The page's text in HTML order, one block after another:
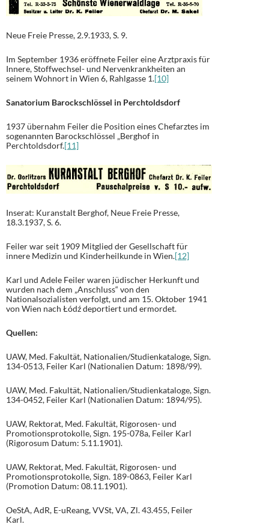
Neue Freie Presse, 2.9.1933, S. 9.
Im September 1936 eröffnete Feiler eine Arztpraxis für
Innere, Stoffwechsel- und Nervenkrankheiten an
seinem Wohnort in Wien 6, Rahlgasse 1.[10]
Sanatorium Barockschlössel in Perchtoldsdorf
1937 übernahm Feiler die Position eines Chefarztes im
sogenannten Barockschlössel „Berghof in
Perchtoldsdorf.[11]
Inserat: Kuranstalt Berghof, Neue Freie Presse,
18.3.1937, S. 6.
Feiler war seit 1909 Mitglied der Gesellschaft für
innere Medizin und Kinderheilkunde in Wien.[12]
Karl und Adele Feiler waren jüdischer Herkunft und
wurden nach dem „Anschluss“ von den
Nationalsozialisten verfolgt, und am 15. Oktober 1941
von Wien nach Łódź deportiert und ermordet.
Quellen:
UAW, Med. Fakultät, Nationalien/Studienkataloge, Sign.
134-0513, Feiler Karl (Nationalien Datum: 1898/99).
UAW, Med. Fakultät, Nationalien/Studienkataloge, Sign.
134-0452, Feiler Karl (Nationalien Datum: 1894/95).
UAW, Rektorat, Med. Fakultät, Rigorosen- und
Promotionsprotokolle, Sign. 195-078a, Feiler Karl
(Rigorosum Datum: 5.11.1901).
UAW, Rektorat, Med. Fakultät, Rigorosen- und
Promotionsprotokolle, Sign. 189-0863, Feiler Karl
(Promotion Datum: 08.11.1901).
OeStA, AdR, E-uReang, VVSt, VA, Zl. 43.455, Feiler
Karl.